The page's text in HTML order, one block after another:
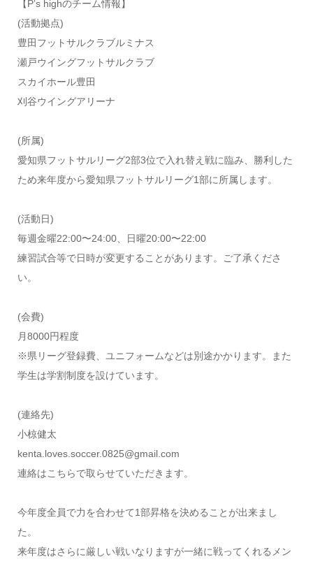
【P’s highのチーム情報】
(活動拠点)
豊田フットサルクラブルミナス
瀬戸ウイングフットサルクラブ
スカイホール豊田
刈谷ウイングアリーナ
(所属)
愛知県フットサルリーグ2部3位で入れ替え戦に臨み、勝利した
ため来年度から愛知県フットサルリーグ1部に所属します。
(活動日)
毎週金曜22:00〜24:00、日曜20:00〜22:00
練習試合等で日時が変更することがあります。ご了承くださ
い。
(会費)
月8000円程度
※県リーグ登録費、ユニフォームなどは別途かかります。また
学生は学割制度を設けています。
(連絡先)
小椋健太
kenta.loves.soccer.0825@gmail.com
連絡はこちらで取らせていただきます。
今年度全員で力を合わせて1部昇格を決めることが出来まし
た。
来年度はさらに厳しい戦いなりますが一緒に戦ってくれるメン